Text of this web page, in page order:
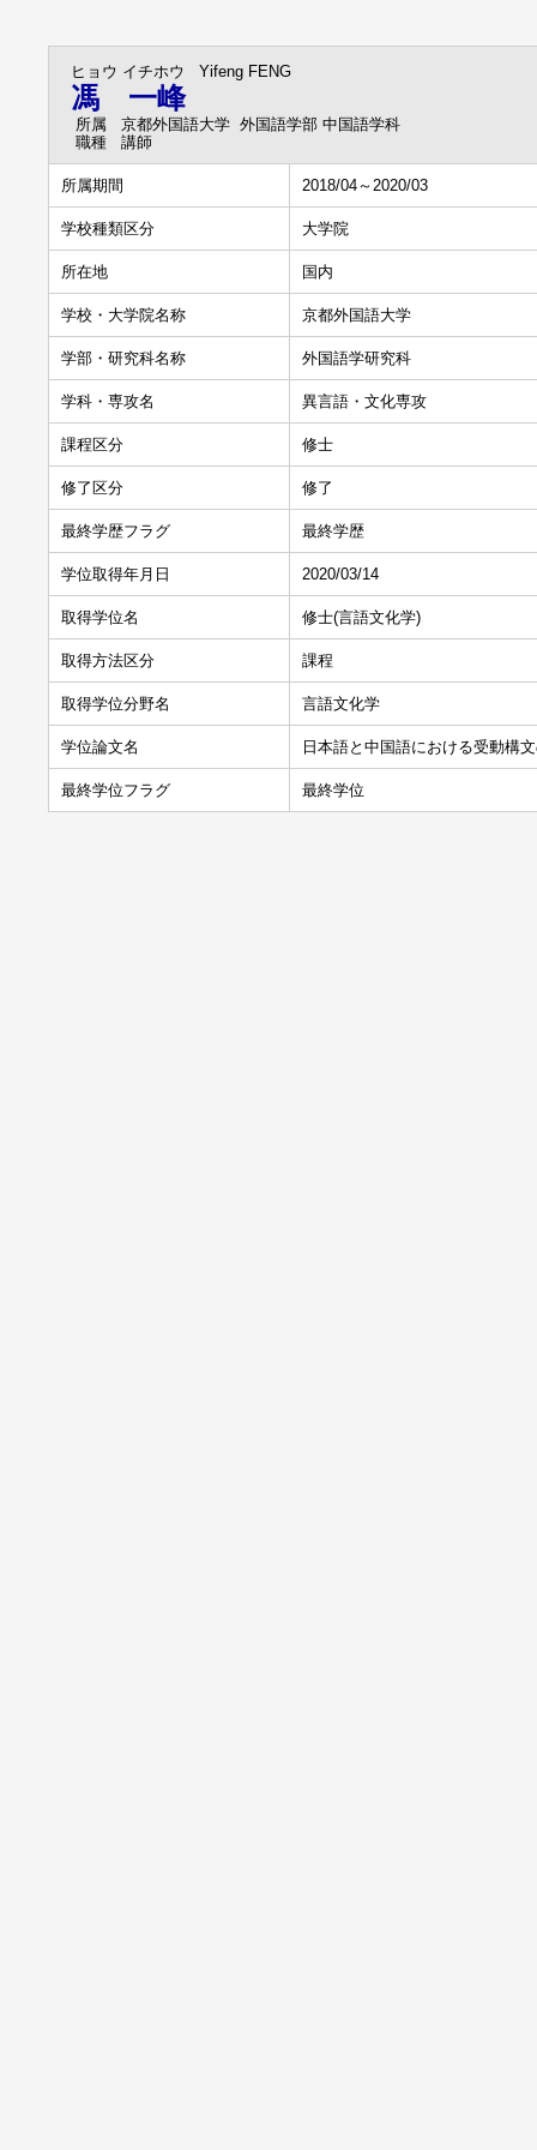
ヒョウ イチホウ Yifeng FENG
馮 一峰
所属
京都外国語大学 外国語学部 中国語学科
職種
講師
所属期間 2018/04～2020/03
学校種類区分 大学院
所在地 国内
学校・大学院名称 京都外国語大学
学部・研究科名称 外国語学研究科
学科・専攻名 異言語・文化専攻
課程区分 修士
修了区分 修了
最終学歴フラグ 最終学歴
学位取得年月日 2020/03/14
取得学位名 修士(言語文化学)
取得方法区分 課程
取得学位分野名 言語文化学
学位論文名 日本語と中国語における受動構
最終学位フラグ 最終学位